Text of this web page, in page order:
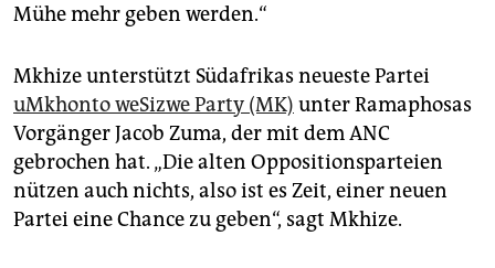
Mühe mehr geben werden.“
Mkhize unterstützt Südafrikas neueste Partei
uMkhonto weSizwe Party (MK) unter Ramaphosas
Vorgänger Jacob Zuma, der mit dem ANC
gebrochen hat. „Die alten Oppositionsparteien
nützen auch nichts, also ist es Zeit, einer neuen
Partei eine Chance zu geben“, sagt Mkhize.